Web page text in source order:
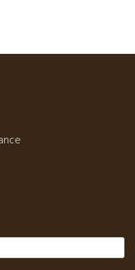
タージュやここサン
に向いているんだ。昔
年AOCの制定以後は赤の
り皆植えるようになっ
をいつも思い出す。 Dard
らく沈黙するほど感激し
・ジャンの家の目の前の